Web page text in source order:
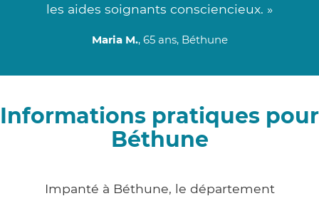
les aides soignants consciencieux. »
Maria M., 65 ans, Béthune
Informations pratiques pour
Béthune
Impanté à Béthune, le département